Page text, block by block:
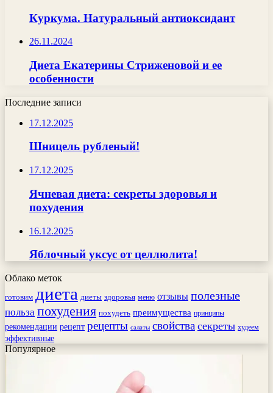
Куркума. Натуральный антиоксидант
26.11.2024
Диета Екатерины Стриженовой и ее
особенности
Последние записи
17.12.2025
Шницель рубленый!
17.12.2025
Ячневая диета: секреты здоровья и
похудения
16.12.2025
Яблочный уксус от целлюлита!
Облако меток
готовим диета диеты здоровья меню отзывы полезные
польза похудения похудеть преимущества принципы
рекомендации рецепт рецепты салаты свойства секреты худеем
эффективные
Популярное